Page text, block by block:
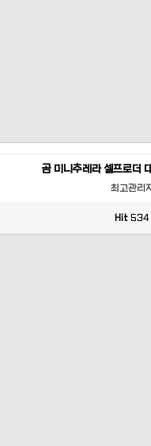
곰 미니추레라 셀프로더
최고관리
Hit 534